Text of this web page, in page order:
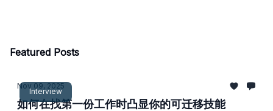
Featured Posts
Interview
Nov 09, 2025
如何在找第一份工作时凸显你的可迁移技能